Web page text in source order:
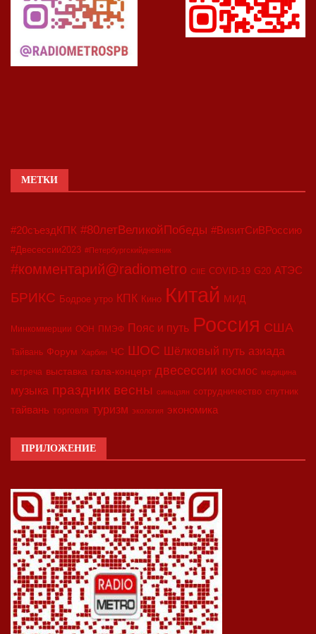
МЕТКИ
#20съездКПК #80летВеликойПобеды #ВизитСиВРоссию
#Двесессии2023 #Петербургскийдневник
#комментарий@radiometro CIIE COVID-19 G20 АТЭС
БРИКС Бодрое утро КПК Кино Китай МИД
Минкоммерции ООН ПМЭФ Пояс и путь Россия США
Тайвань Форум Харбин ЧС ШОС Шёлковый путь азиада
встреча выставка гала-концерт двесессии космос медицина
музыка праздник весны синьцзян сотрудничество спутник
тайвань торговля туризм экология экономика
ПРИЛОЖЕНИЕ